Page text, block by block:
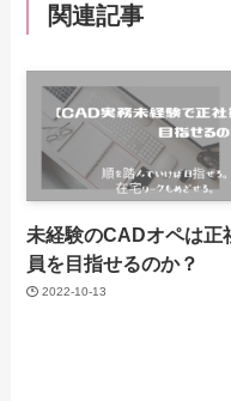
関連記事
未経験のCADオペは正
員を目指せるのか？
2022-10-13